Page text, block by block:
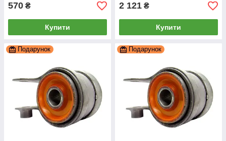
570 ₴
Купити
2 121 ₴
Купити
Подарунок Подарунок